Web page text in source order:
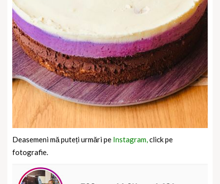
Deasemeni mă puteți urmări pe Instagram,click pe
fotografie.